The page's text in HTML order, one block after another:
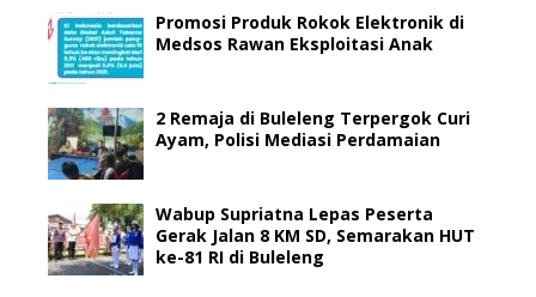
Promosi Produk Rokok Elektronik di
Medsos Rawan Eksploitasi Anak
2 Remaja di Buleleng Terpergok Curi
Ayam, Polisi Mediasi Perdamaian
Wabup Supriatna Lepas Peserta
Gerak Jalan 8 KM SD, Semarakan HUT
ke-81 RI di Buleleng